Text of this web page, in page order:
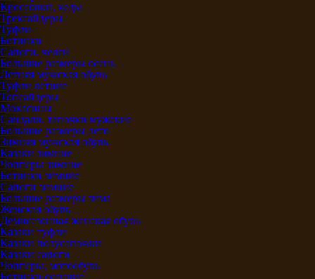
Кроссовки, кеды
Трексайдеры
Туфли
Ботинки
Сапоги, челси
Большие размеры осень
Летняя мужская обувь
Туфли летние
Топсайдеры
Мокасины
Сандали, тапочки мужские
Большие размеры лето
Зимняя мужская обувь
Казаки зимние
Чопперы зимние
Ботинки зимние
Сапоги зимние
Большие размеры зима
Женская обувь
Демисезонная женская обувь
Казаки туфли
Казаки полусапожки
Казаки сапоги
Чопперы, мотообувь
Ботинки осенние